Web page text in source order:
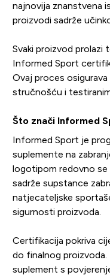
najnovija znanstvena
proizvodi sadrže
Svaki proizvod prolazi
Informed Sport
Ovaj proces
stručnošću i
Što znači Informed
Informed Sport je
suplemente na
logotipom redovno se
sadrže supstance
natjecateljske
sigurnosti proizvoda.
Certifikacija pokriva
do finalnog proizvoda.
suplement s